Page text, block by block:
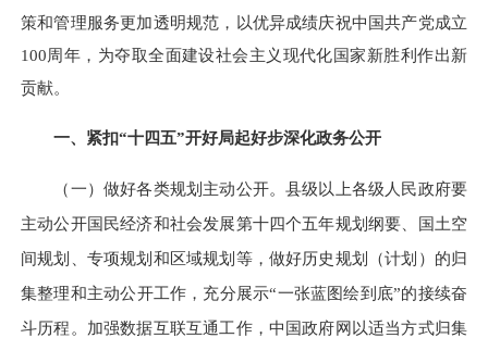
策和管理服务更加透明规范，以优异成绩庆祝中国共产党成立
100周年，为夺取全面建设社会主义现代化国家新胜利作出新
贡献。
一、紧扣“十四五”开好局起好步深化政务公开
（一）做好各类规划主动公开。县级以上各级人民政府要
主动公开国民经济和社会发展第十四个五年规划纲要、国土空
间规划、专项规划和区域规划等，做好历史规划（计划）的归
集整理和主动公开工作，充分展示“一张蓝图绘到底”的接续奋
斗历程。加强数据互联互通工作，中国政府网以适当方式归集